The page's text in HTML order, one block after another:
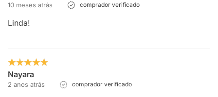
10 meses atrás comprador verificado
Linda!
Nayara
2 anos atrás comprador verificado